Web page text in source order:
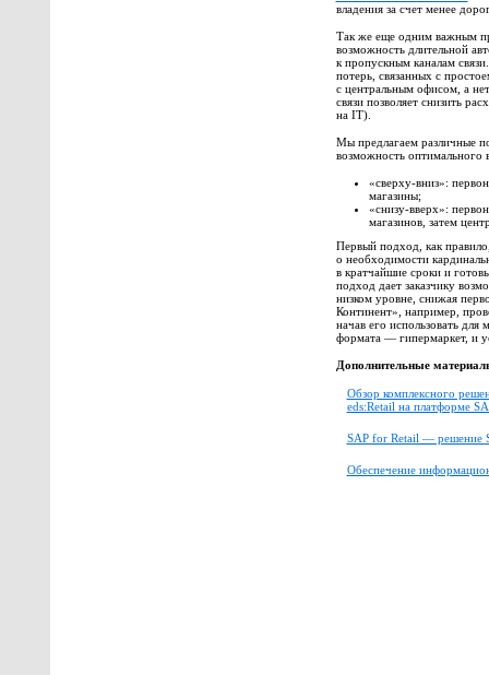
владения за счет менее
Так же еще одним важным
возможность длительной
к пропускным каналам
потерь, связанных с
с центральным офисом, а
связи позволяет снизить
на IT).
Мы предлагаем различные
возможность оптимального
«сверху-вниз»:
магазины;
«снизу-вверх»:
магазинов, затем
Первый подход, как
о необходимости
в кратчайшие сроки и
подход дает заказчику
низком уровне, снижая
Континент», например,
начав его использовать
формата — гипермаркет, и
Дополнительные
Обзор комплексного
eds:Retail на платформе
SAP for Retail — решение
Обеспечение